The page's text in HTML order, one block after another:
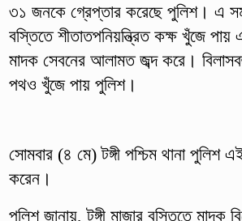
৩১ জনকে গ্রেপ্তার করেছে পুলিশ। এ
বস্তিতে শীতাতপনিয়ন্ত্রিত কক্ষ খুঁজে পায়
মাদক সেবনের আলামত জব্দ করে।
পথও খুঁজে পায় পুলিশ।
সোমবার (৪ মে) টঙ্গী পশ্চিম থানা পুলিশ
করেন।
পুলিশ জানায়, টঙ্গী মাজার বস্তিতে মাদক